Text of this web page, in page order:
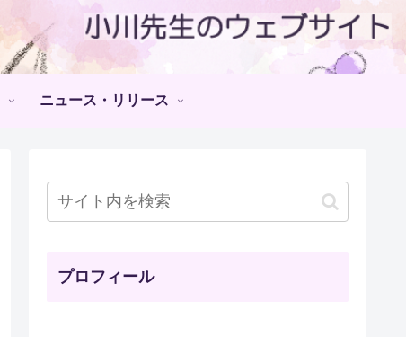
ニュース・リリース
プロフィール